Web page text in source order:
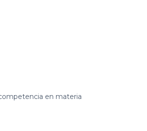
en materia